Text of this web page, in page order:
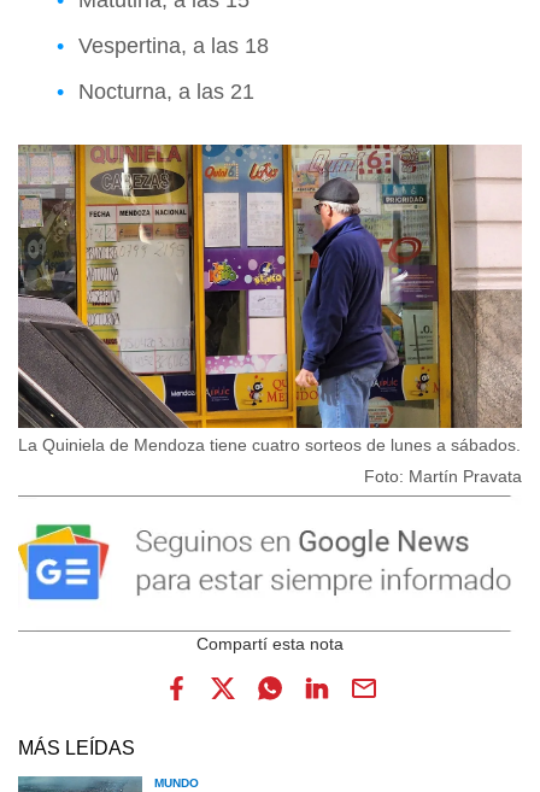
Vespertina, a las 18
Nocturna, a las 21
La Quiniela de Mendoza tiene cuatro sorteos de lunes a sábados.
Foto: Martín Pravata
MÁS LEÍDAS
MUNDO